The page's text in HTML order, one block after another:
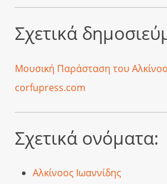
Σχετικά
Μουσική Παράσταση του
corfupress.com
Σχετικά ονόματα:
Αλκίνοος Ιωαννίδης